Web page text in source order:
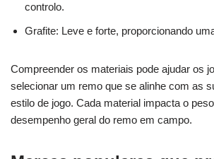
controlo.
Grafite: Leve e forte, proporcionando
Compreender os materiais pode ajudar os
selecionar um remo que se alinhe com as
estilo de jogo. Cada material impacta o
desempenho geral do remo em campo.